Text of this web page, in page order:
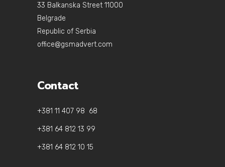
33 Balkanska Street 11000
Belgrade
Republic of Serbia
office@gsmadvert.com
Contact
+381 11 407 98 68
+381 64 812 13 99
+381 64 812 10 15